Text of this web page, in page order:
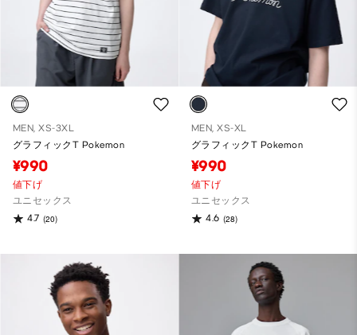
MEN, XS-3XL
グラフィックT Pokemon
¥990
値下げ
ユニセックス
4.7 (20)
MEN, XS-XL
グラフィックT Pokemon
¥990
値下げ
ユニセックス
4.6 (28)